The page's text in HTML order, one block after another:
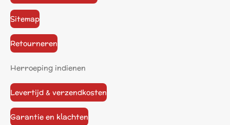
Sitemap
Retourneren
Herroeping indienen
Levertijd & verzendkosten
Garantie en klachten